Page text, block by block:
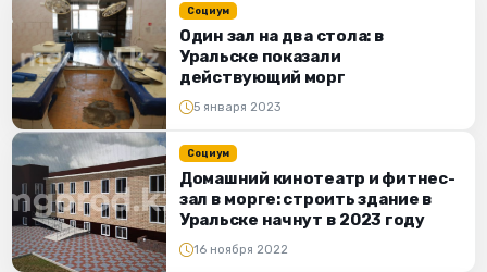
Социум
Один зал на два стола: в
Уральске показали
действующий морг
5 января 2023
Социум
Домашний кинотеатр и фитнес-
зал в морге: строить здание в
Уральске начнут в 2023 году
16 ноября 2022